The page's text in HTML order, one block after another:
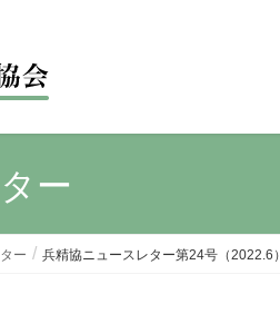
ー
ー 兵精協ニュースレター第24号（2022.6）